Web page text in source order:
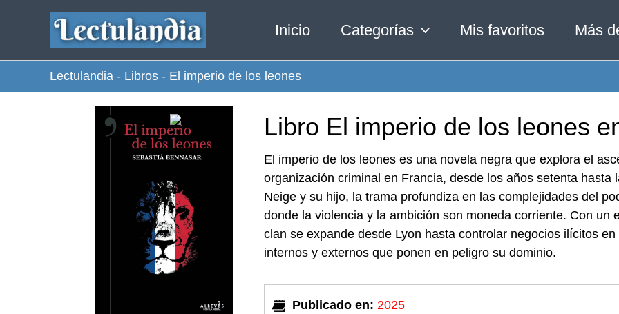
contenido
Inicio Categorías Mis favoritos Más
Lectulandia - Libros - El imperio de los leones
Libro El imperio de los leones
El imperio de los leones es una novela negra que explora el
organización criminal en Francia, desde los años setenta hasta
Neige y su hijo, la trama profundiza en las complejidades del
donde la violencia y la ambición son moneda corriente. Con un
clan se expande desde Lyon hasta controlar negocios ilícitos
internos y externos que ponen en peligro su dominio.
Publicado en: 2025